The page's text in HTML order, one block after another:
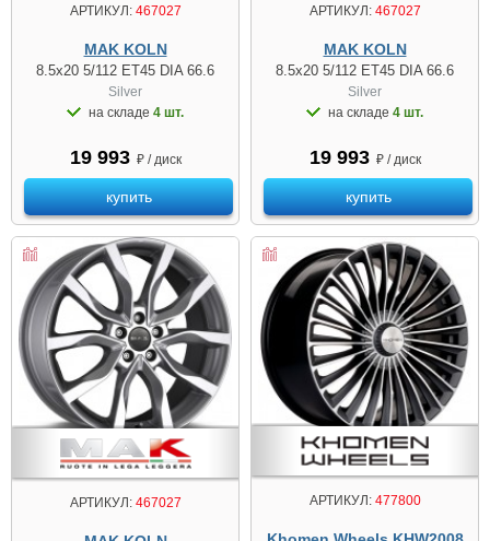
АРТИКУЛ:467027
MAK KOLN
8.5x20 5/112 ET45 DIA 66.6
Silver
на складе 4 шт.
19 993 ₽ / диск
купить
АРТИКУЛ:467027
MAK KOLN
8.5x20 5/112 ET45 DIA 66.6
Silver
на складе 4 шт.
19 993 ₽ / диск
купить
АРТИКУЛ:467027 АРТИКУЛ:477800